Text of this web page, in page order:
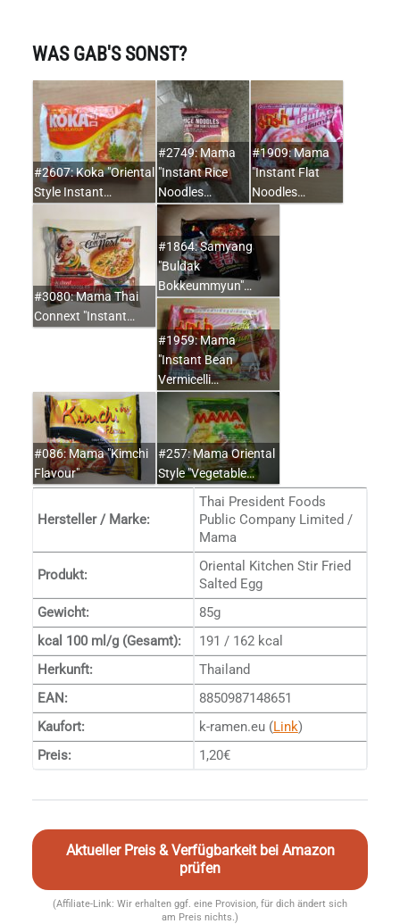
WAS GAB'S SONST?
#2607: Koka "Oriental
Style Instant…
#2749: Mama
"Instant Rice
Noodles…
#1909: Mama
"Instant Flat
Noodles…
#3080: Mama Thai
Connext "Instant…
#1864: Samyang
"Buldak
Bokkeummyun"…
#1959: Mama
"Instant Bean
Vermicelli…
#086: Mama "Kimchi
Flavour"
#257: Mama Oriental
Style "Vegetable…
Hersteller / Marke:
Thai President Foods
Public Company Limited /
Mama
Produkt:
Oriental Kitchen Stir Fried
Salted Egg
Gewicht:
85g
kcal 100 ml/g (Gesamt):
191 / 162 kcal
Herkunft:
Thailand
EAN:
8850987148651
Kaufort:
k-ramen.eu (Link)
Preis:
1,20€
Aktueller Preis & Verfügbarkeit bei Amazon
prüfen
(Affiliate-Link: Wir erhalten ggf. eine Provision, für dich ändert sich
am Preis nichts.)